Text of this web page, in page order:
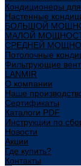
Кондиционеры
Настенные
БОЛЬШОЙ
МАЛОЙ
СРЕДНЕЙ
Потолочные
Фильтрующие
LANMIR
О компании
Наше
Сертификаты
Каталоги PDF
Инструкции по
Новости
Акции
Где купить?
Контакты